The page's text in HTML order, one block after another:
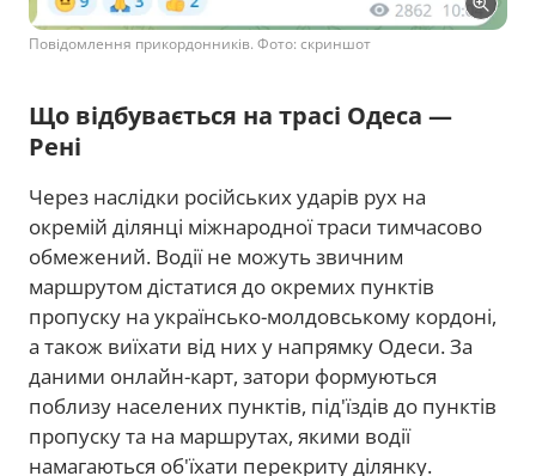
Повідомлення прикордонників. Фото: скриншот
Що відбувається на трасі Одеса —
Рені
Через наслідки російських ударів рух на
окремій ділянці міжнародної траси тимчасово
обмежений. Водії не можуть звичним
маршрутом дістатися до окремих пунктів
пропуску на українсько-молдовському кордоні,
а також виїхати від них у напрямку Одеси. За
даними онлайн-карт, затори формуються
поблизу населених пунктів, під'їздів до пунктів
пропуску та на маршрутах, якими водії
намагаються об'їхати перекриту ділянку.